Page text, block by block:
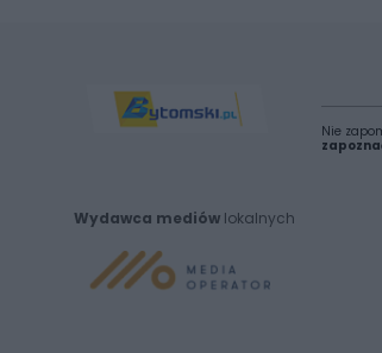
Wydawca mediów lokalnych
Nie